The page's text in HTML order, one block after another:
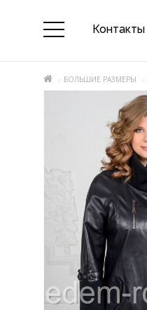
Контакты
БОЛЬШИЕ РАЗМЕРЫ